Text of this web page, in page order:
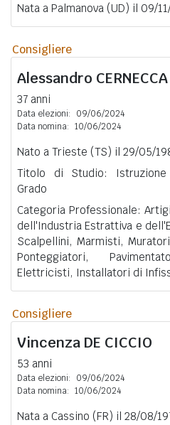
Nata a Palmanova (UD) il 09/
Consigliere
Alessandro CERNECCA
37 anni
Data elezioni:
09/06/2024
Data nomina: 10/06/2024
Nato a Trieste (TS) il 29/05/
Titolo di Studio:
Grado
Categoria Professionale:
dell'Industria Estrattiva e
Scalpellini, Marmisti,
Ponteggiatori,
Elettricisti, Installatori di
Consigliere
Vincenza DE CICCIO
53 anni
Data elezioni:
09/06/2024
Data nomina: 10/06/2024
Nata a Cassino (FR) il 28/08/